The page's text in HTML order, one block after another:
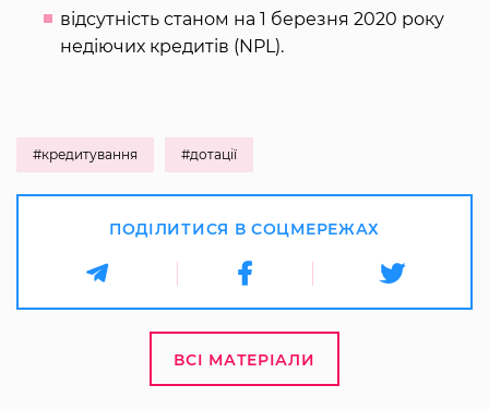
відсутність станом на 1 березня 2020 року
недіючих кредитів (NPL).
#кредитування #дотації
ПОДІЛИТИСЯ В СОЦМЕРЕЖАХ
ВСІ МАТЕРІАЛИ